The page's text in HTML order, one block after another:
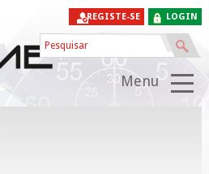
LOGIN
REGISTE-SE
Menu